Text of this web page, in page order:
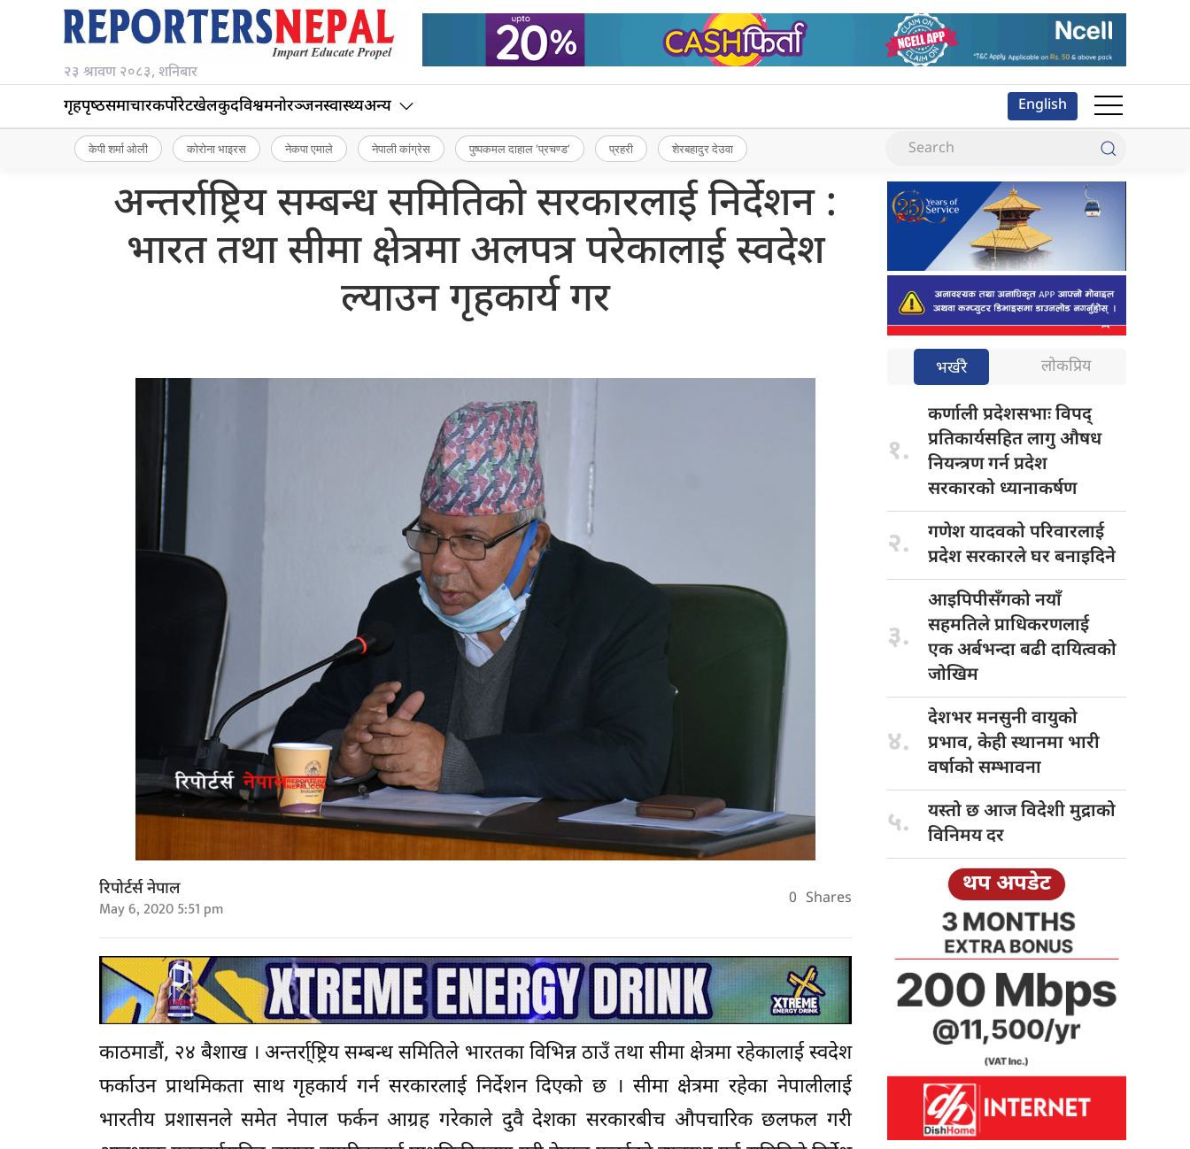
२३ श्रावण २०८३, शनिबार
गृहपृष्‍ठसमाचारकर्पोरेटखेलकुदविश्वमनोरञ्जनस्वास्थ्यअन्य English
केपी शर्मा ओली कोरोना भाइरस नेकपा एमाले नेपाली कांग्रेस पुष्पकमल दाहाल ‘प्रचण्ड’ प्रहरी शेरबहादुर देउवा
अन्तर्राष्ट्रिय सम्बन्ध समितिको सरकारलाई निर्देशन :
भारत तथा सीमा क्षेत्रमा अलपत्र परेकालाई स्वदेश
ल्याउन गृहकार्य गर
रिपोर्टर्स नेपाल
May 6, 2020 5:51 pm 0 Shares
काठमाडौं, २४ बैशाख । अन्तर्रा्ष्ट्रिय सम्बन्ध समितिले भारतका विभिन्न ठाउँ तथा सीमा क्षेत्रमा रहेकालाई स्वदेश
फर्काउन प्राथमिकता साथ गृहकार्य गर्न सरकारलाई निर्देशन दिएको छ । सीमा क्षेत्रमा रहेका नेपालीलाई
भारतीय प्रशासनले समेत नेपाल फर्कन आग्रह गरेकाले दुवै देशका सरकारबीच औपचारिक छलफल गरी
भर्खरै लोकप्रिय
१.
कर्णाली प्रदेशसभाःविपद्
प्रतिकार्यसहित लागु औषध
नियन्त्रण गर्न प्रदेश
सरकारको ध्यानाकर्षण
२. गणेश यादवकोपरिवारलाई
प्रदेश सरकारले घर बनाइदिने
३.
आइपिपीसँगको नयाँ
सहमतिले प्राधिकरणलाई
एक अर्बभन्दा बढी दायित्वको
जोखिम
४.
देशभर मनसुनीवायुको
प्रभाव, केही स्थानमा भारी
वर्षाको सम्भावना
५. यस्तो छआज विदेशी मुद्राको
विनिमय दर
थप अपडेट